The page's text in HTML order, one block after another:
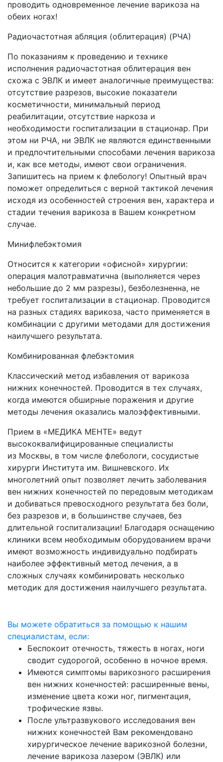
проводить одновременное лечение варикоза на
обеих ногах!
Радиочастотная абляция (облитерация) (РЧА)
По показаниям к проведению и технике
исполнения радиочастотная облитерация вен
схожа с ЭВЛК и имеет аналогичные преимущества:
отсутствие разрезов, высокие показатели
косметичности, минимальный период
реабилитации, отсутствие наркоза и
необходимости госпитализации в стационар. При
этом ни РЧА, ни ЭВЛК не являются единственными
и предпочтительными способами лечения варикоза
и, как все методы, имеют свои ограничения.
Запишитесь на прием к флебологу! Опытный врач
поможет определиться с верной тактикой лечения
исходя из особенностей строения вен, характера и
стадии течения варикоза в Вашем конкретном
случае.
Минифлебэктомия
Относится к категории «офисной» хирургии:
операция малотравматична (выполняется через
небольшие до 2 мм разрезы), безболезненна, не
требует госпитализации в стационар. Проводится
на разных стадиях варикоза, часто применяется в
комбинации с другими методами для достижения
наилучшего результата.
Комбинированная флебэктомия
Классический метод избавления от варикоза
нижних конечностей. Проводится в тех случаях,
когда имеются обширные поражения и другие
методы лечения оказались малоэффективными.
Прием в «МЕДИКА МЕНТЕ» ведут
высококвалифицированные специалисты
из Москвы, в том числе флебологи, сосудистые
хирурги Института им. Вишневского. Их
многолетний опыт позволяет лечить заболевания
вен нижних конечностей по передовым методикам
и добиваться превосходного результата без боли,
без разрезов и, в большинстве случаев, без
длительной госпитализации! Благодаря оснащению
клиники всем необходимым оборудованием врачи
имеют возможность индивидуально подбирать
наиболее эффективный метод лечения, а в
сложных случаях комбинировать несколько
методик для достижения наилучшего результата.
Вы можете обратиться за помощью к нашим
специалистам, если:
Беспокоит отечность, тяжесть в ногах, ноги
сводит судорогой, особенно в ночное время.
Имеются симптомы варикозного расширения
вен нижних конечностей: расширенные вены,
изменение цвета кожи ног, пигментация,
трофические язвы.
После ультразвукового исследования вен
нижних конечностей Вам рекомендовано
хирургическое лечение варикозной болезни,
лечение варикоза лазером (ЭВЛК) или